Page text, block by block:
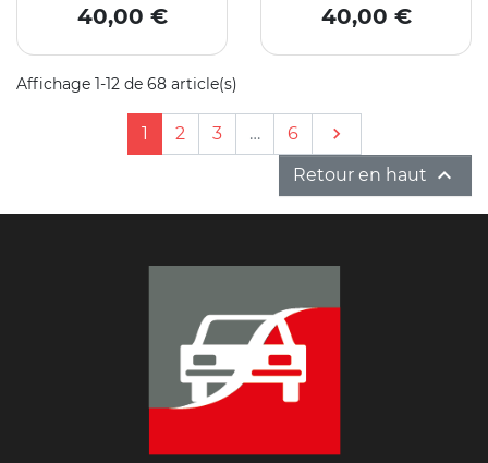
Prix
40,00 €
Prix
40,00 €
Affichage 1-12 de 68 article(s)
1 2 3 … 6 Suivant

Retour en haut 